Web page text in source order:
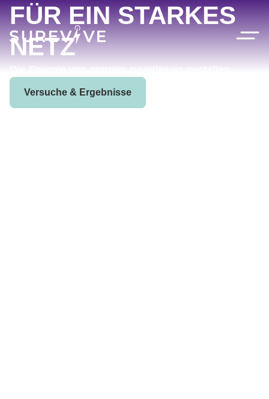
FÜR EIN STARKES
NETZ
Versuche & Ergebnisse